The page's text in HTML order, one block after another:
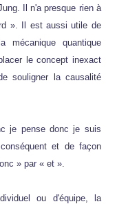
Il n'a presque rien à
». Il est aussi utile de
quantique
le concept inexact
souligner la causalité
je pense donc je suis
et de façon
» par « et ».
ou d'équipe, la